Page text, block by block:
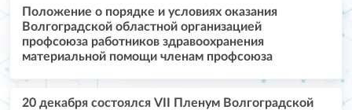
Положение о порядке и условиях оказания
Волгоградской областной организацией
профсоюза работников здравоохранения
материальной помощи членам профсоюза
20 декабря состоялся VII Пленум Волгоградской